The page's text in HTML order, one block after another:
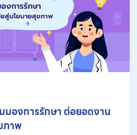
มองการรักษา ต่อยอดงาน
ภาพ